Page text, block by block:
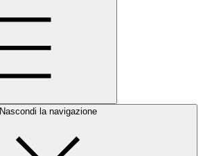
Nascondi la navigazione